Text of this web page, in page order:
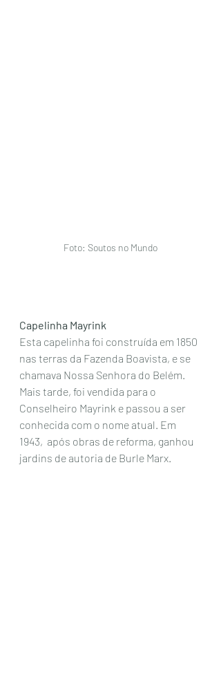
Foto: Soutos no Mundo
Capelinha Mayrink
Esta capelinha foi construída em 1850
nas terras da Fazenda Boavista, e se
chamava Nossa Senhora do Belém.
Mais tarde, foi vendida para o
Conselheiro Mayrink e passou a ser
conhecida com o nome atual. Em
1943,  após obras de reforma, ganhou
jardins de autoria de Burle Marx.